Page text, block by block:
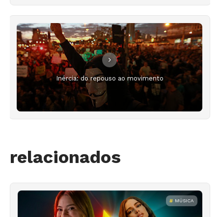
Inércia: do repouso ao movimento
relacionados
MÚSICA